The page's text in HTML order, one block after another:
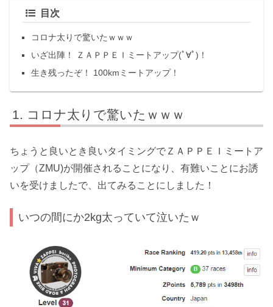
目次
コロナ太りで驚いたｗｗｗ
いざ出陣！ ＺＡＰＰＥＩミートアップ(ﾟ∀ﾟ)！
生き残ったぞ！ 100kmミートアップ！
コロナ太りで驚いたｗｗｗ
ちょうと良いとき良いタイミングでＺＡＰＰＥＩミートア
ップ（ZMU)が開催されることになり、有難いことにお誘
いを受けましたで、出てみることにしました！
いつの間にか2kg太っていて泣いたｗ